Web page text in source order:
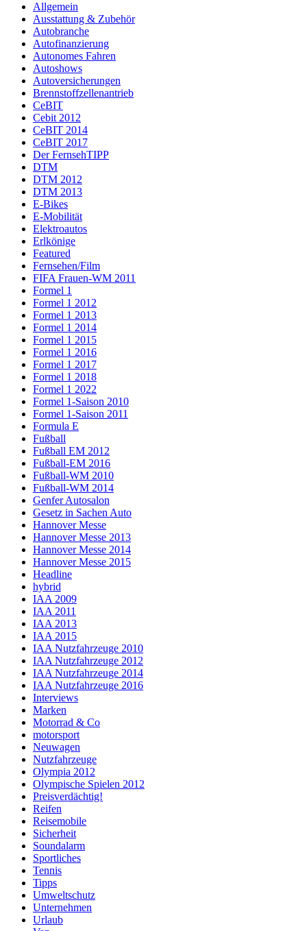
Allgemein
Ausstattung & Zubehör
Autobranche
Autofinanzierung
Autonomes Fahren
Autoshows
Autoversicherungen
Brennstoffzellenantrieb
CeBIT
Cebit 2012
CeBIT 2014
CeBIT 2017
Der FernsehTIPP
DTM
DTM 2012
DTM 2013
E-Bikes
E-Mobilität
Elektroautos
Erlkönige
Featured
Fernsehen/Film
FIFA Frauen-WM 2011
Formel 1
Formel 1 2012
Formel 1 2013
Formel 1 2014
Formel 1 2015
Formel 1 2016
Formel 1 2017
Formel 1 2018
Formel 1 2022
Formel 1-Saison 2010
Formel 1-Saison 2011
Formula E
Fußball
Fußball EM 2012
Fußball-EM 2016
Fußball-WM 2010
Fußball-WM 2014
Genfer Autosalon
Gesetz in Sachen Auto
Hannover Messe
Hannover Messe 2013
Hannover Messe 2014
Hannover Messe 2015
Headline
hybrid
IAA 2009
IAA 2011
IAA 2013
IAA 2015
IAA Nutzfahrzeuge 2010
IAA Nutzfahrzeuge 2012
IAA Nutzfahrzeuge 2014
IAA Nutzfahrzeuge 2016
Interviews
Marken
Motorrad & Co
motorsport
Neuwagen
Nutzfahrzeuge
Olympia 2012
Olympische Spielen 2012
Preisverdächtig!
Reifen
Reisemobile
Sicherheit
Soundalarm
Sportliches
Tennis
Tipps
Umweltschutz
Unternehmen
Urlaub